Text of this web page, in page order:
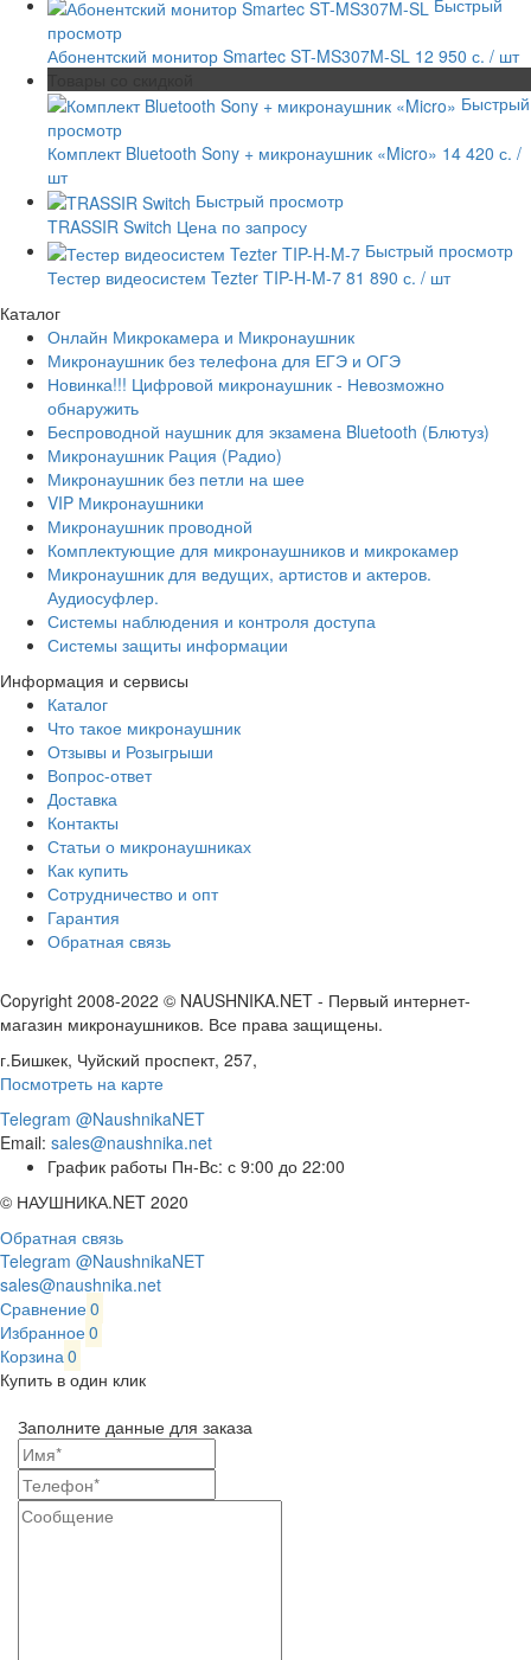
Быстрый
просмотр
Абонентский монитор Smartec ST-MS307M-SL 12 950 с. / шт
Быстрый
просмотр
Комплект Bluetooth Sony + микронаушник «Micro» 14 420 с. /
шт
Быстрый просмотр
TRASSIR Switch Цена по запросу
Быстрый просмотр
Тестер видеосистем Tezter TIP-H-M-7 81 890 с. / шт
Каталог
Онлайн Микрокамера и Микронаушник
Микронаушник без телефона для ЕГЭ и ОГЭ
Новинка!!! Цифровой микронаушник - Невозможно
обнаружить
Беспроводной наушник для экзамена Bluetooth (Блютуз)
Микронаушник Рация (Радио)
Микронаушник без петли на шее
VIP Микронаушники
Микронаушник проводной
Комплектующие для микронаушников и микрокамер
Микронаушник для ведущих, артистов и актеров.
Аудиосуфлер.
Системы наблюдения и контроля доступа
Системы защиты информации
Информация и сервисы
Каталог
Что такое микронаушник
Отзывы и Розыгрыши
Вопрос-ответ
Доставка
Контакты
Статьи о микронаушниках
Как купить
Сотрудничество и опт
Гарантия
Обратная связь
Copyright 2008-2022 © NAUSHNIKA.NET - Первый интернет-
магазин микронаушников. Все права защищены.
г.Бишкек, Чуйский проспект, 257,
Посмотреть на карте
Telegram @NaushnikaNET
Email: sales@naushnika.net
График работы Пн-Вс: с 9:00 до 22:00
© НАУШНИКА.NET 2020
Обратная связь
Telegram @NaushnikaNET
sales@naushnika.net
Сравнение0
Избранное0
Корзина 0
Купить в один клик
Заполните данные для заказа